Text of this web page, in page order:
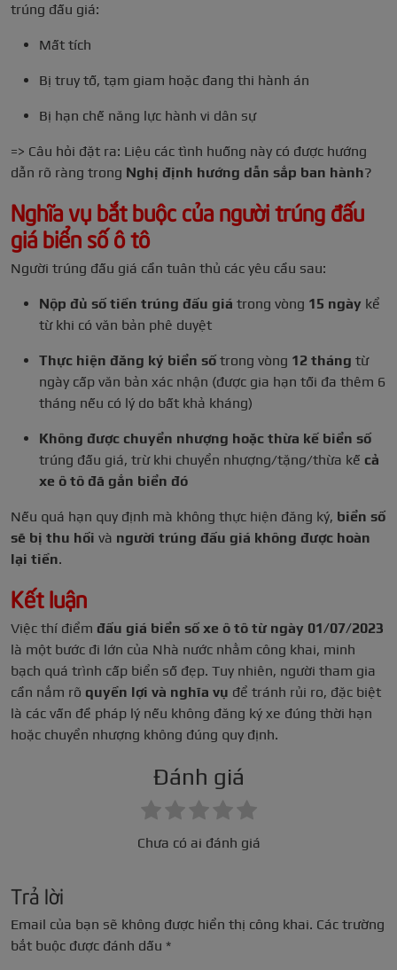
trúng đấu giá:
Mất tích
Bị truy tố, tạm giam hoặc đang thi hành án
Bị hạn chế năng lực hành vi dân sự
=> Câu hỏi đặt ra: Liệu các tình huống này có được hướng
dẫn rõ ràng trong Nghị định hướng dẫn sắp ban hành?
Nghĩa vụ bắt buộc của người trúng đấu
giá biển số ô tô
Người trúng đấu giá cần tuân thủ các yêu cầu sau:
Nộp đủ số tiền trúng đấu giá trong vòng 15 ngày kể
từ khi có văn bản phê duyệt
Thực hiện đăng ký biển số trong vòng 12 tháng từ
ngày cấp văn bản xác nhận (được gia hạn tối đa thêm 6
tháng nếu có lý do bất khả kháng)
Không được chuyển nhượng hoặc thừa kế biển số
trúng đấu giá, trừ khi chuyển nhượng/tặng/thừa kế cả
xe ô tô đã gắn biển đó
Nếu quá hạn quy định mà không thực hiện đăng ký, biển số
sẽ bị thu hồi và người trúng đấu giá không được hoàn
lại tiền.
Kết luận
Việc thí điểm đấu giá biển số xe ô tô từ ngày 01/07/2023
là một bước đi lớn của Nhà nước nhằm công khai, minh
bạch quá trình cấp biển số đẹp. Tuy nhiên, người tham gia
cần nắm rõ quyền lợi và nghĩa vụ để tránh rủi ro, đặc biệt
là các vấn đề pháp lý nếu không đăng ký xe đúng thời hạn
hoặc chuyển nhượng không đúng quy định.
Đánh giá
Chưa có ai đánh giá
Trả lời
Email của bạn sẽ không được hiển thị công khai. Các trường
bắt buộc được đánh dấu *